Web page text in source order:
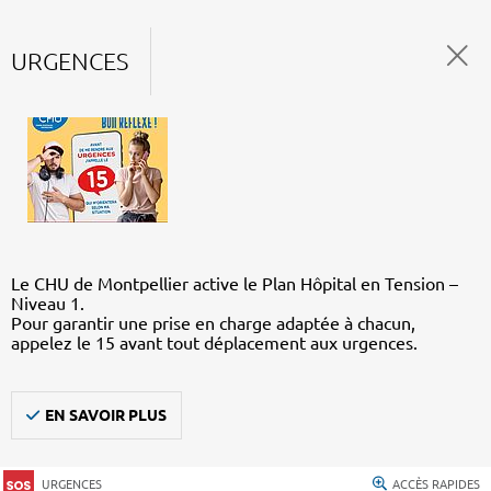
URGENCES
Le CHU de Montpellier active le Plan Hôpital en Tension –
Niveau 1.
Pour garantir une prise en charge adaptée à chacun,
appelez le 15 avant tout déplacement aux urgences.
EN SAVOIR PLUS
URGENCES ACCÈS RAPIDES